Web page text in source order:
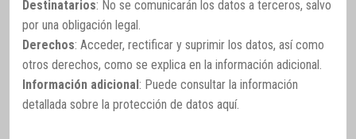
Destinatarios: No se comunicarán los datos a terceros, salvo
por una obligación legal.
Derechos: Acceder, rectificar y suprimir los datos, así como
otros derechos, como se explica en la información adicional.
Información adicional : Puede consultar la información
detallada sobre la protección de datos aquí.